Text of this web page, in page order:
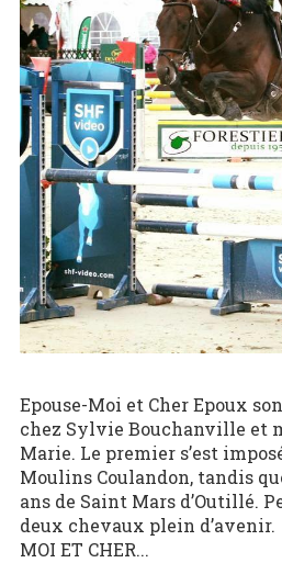
Epouse-Moi et Cher Epoux
chez Sylvie Bouchanville et
Marie. Le premier s’est
Moulins Coulandon, tandis
ans de Saint Mars d’Outillé.
deux chevaux plein d’avenir.
MOI ET CHER...